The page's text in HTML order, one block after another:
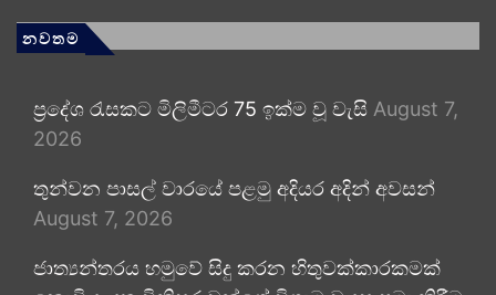
නවතම
ප්‍රදේශ රැසකට මිලිමීටර 75 ඉක්ම වූ වැසි August 7,
2026
තුන්වන පාසල් වාරයේ පළමු අදියර අදින් අවසන්
August 7, 2026
ජාත්‍යන්තරය හමුවේ සිදු කරන හිතුවක්කාරකමක්